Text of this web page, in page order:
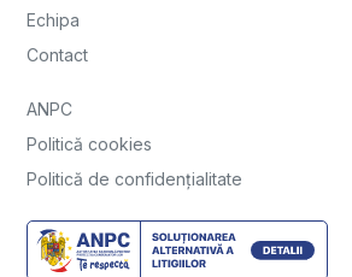
Echipa
Contact
ANPC
Politică cookies
Politică de confidențialitate